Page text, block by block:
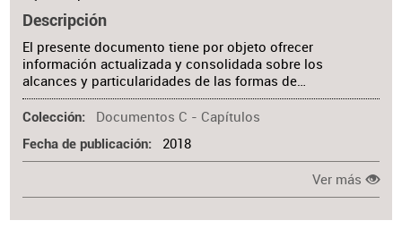
Descripción
El presente documento tiene por objeto ofrecer
información actualizada y consolidada sobre los
alcances y particularidades de las formas de…
Colección Documentos C - Capítulos
Fecha de publicación 2018
Ver más